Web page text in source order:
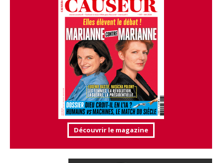
Découvrir le magazine